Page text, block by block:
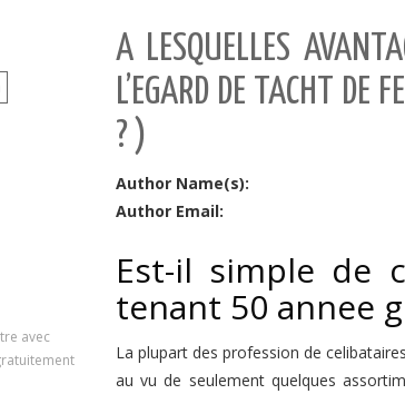
A LESQUELLES
L’EGARD DE TACHT
? )
Author Name(s):
Author Email:
Est-il simple de
tenant 50 annee
La plupart des profession de
au vu de seulement quelques
avec